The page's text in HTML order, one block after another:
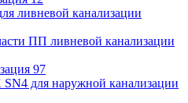
ливневой канализации
ПП ливневой канализации
97
для наружной канализации